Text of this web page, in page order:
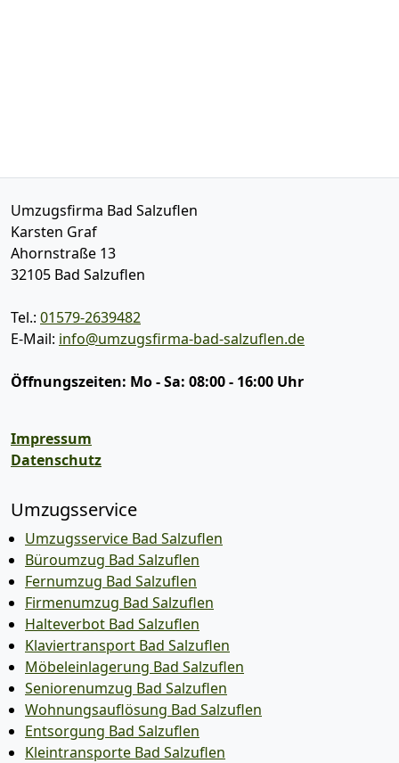
Umzugsfirma Bad Salzuflen
Karsten Graf
Ahornstraße 13
32105 Bad Salzuflen
Tel.: 01579-2639482
E-Mail: info@umzugsfirma-bad-salzuflen.de
Öffnungszeiten: Mo - Sa: 08:00 - 16:00 Uhr
Impressum
Datenschutz
Umzugsservice
Umzugsservice Bad Salzuflen
Büroumzug Bad Salzuflen
Fernumzug Bad Salzuflen
Firmenumzug Bad Salzuflen
Halteverbot Bad Salzuflen
Klaviertransport Bad Salzuflen
Möbeleinlagerung Bad Salzuflen
Seniorenumzug Bad Salzuflen
Wohnungsauflösung Bad Salzuflen
Entsorgung Bad Salzuflen
Kleintransporte Bad Salzuflen